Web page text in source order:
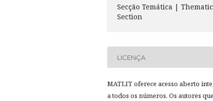
Secção Temática | Thematic
Section
LICENÇA
MATLIT oferece acesso aberto
a todos os números. Os autores que